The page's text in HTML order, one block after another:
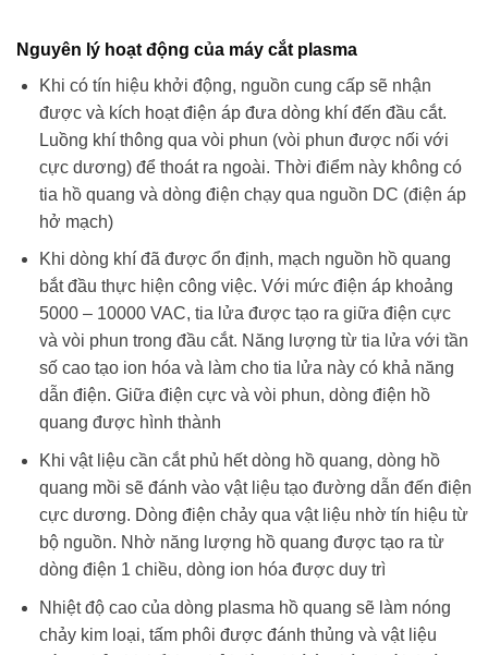
Nguyên lý hoạt động của máy cắt plasma
Khi có tín hiệu khởi động, nguồn cung cấp sẽ nhận
được và kích hoạt điện áp đưa dòng khí đến đầu cắt.
Luồng khí thông qua vòi phun (vòi phun được nối với
cực dương) để thoát ra ngoài. Thời điểm này không có
tia hồ quang và dòng điện chạy qua nguồn DC (điện áp
hở mạch)
Khi dòng khí đã được ổn định, mạch nguồn hồ quang
bắt đầu thực hiện công việc. Với mức điện áp khoảng
5000 – 10000 VAC, tia lửa được tạo ra giữa điện cực
và vòi phun trong đầu cắt. Năng lượng từ tia lửa với tần
số cao tạo ion hóa và làm cho tia lửa này có khả năng
dẫn điện. Giữa điện cực và vòi phun, dòng điện hồ
quang được hình thành
Khi vật liệu cần cắt phủ hết dòng hồ quang, dòng hồ
quang mồi sẽ đánh vào vật liệu tạo đường dẫn đến điện
cực dương. Dòng điện chảy qua vật liệu nhờ tín hiệu từ
bộ nguồn. Nhờ năng lượng hồ quang được tạo ra từ
dòng điện 1 chiều, dòng ion hóa được duy trì
Nhiệt độ cao của dòng plasma hồ quang sẽ làm nóng
chảy kim loại, tấm phôi được đánh thủng và vật liệu